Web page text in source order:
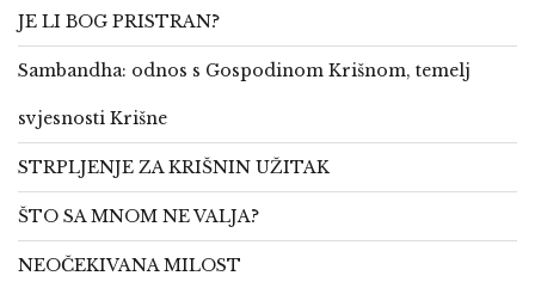
JE LI BOG PRISTRAN?
Sambandha: odnos s Gospodinom Krišnom, temelj
svjesnosti Krišne
STRPLJENJE ZA KRIŠNIN UŽITAK
ŠTO SA MNOM NE VALJA?
NEOČEKIVANA MILOST